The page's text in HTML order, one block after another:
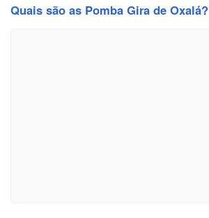
Quais são as Pomba Gira de Oxalá?